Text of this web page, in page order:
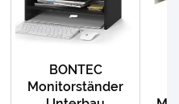
BONTEC
Monitorständer